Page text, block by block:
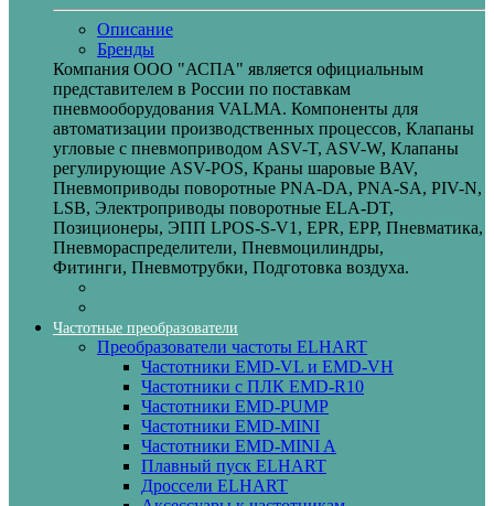
Описание
Бренды
Компания ООО "АСПА" является официальным
представителем в России по поставкам
пневмооборудования VALMA. Компоненты для
автоматизации производственных процессов, Клапаны
угловые с пневмоприводом ASV-T, ASV-W, Клапаны
регулирующие ASV-POS, Краны шаровые BAV,
Пневмоприводы поворотные PNA-DA, PNA-SA, PIV-N,
LSB, Электроприводы поворотные ELA-DT,
Позиционеры, ЭПП LPOS-S-V1, EPR, EPP, Пневматика,
Пневмораспределители, Пневмоцилиндры,
Фитинги, Пневмотрубки, Подготовка воздуха.
Частотные преобразователи
Преобразователи частоты ELHART
Частотники EMD-VL и EMD-VH
Частотники с ПЛК EMD-R10
Частотники EMD-PUMP
Частотники EMD‑MINI
Частотники EMD‑MINI A
Плавный пуск ELHART
Дроссели ELHART